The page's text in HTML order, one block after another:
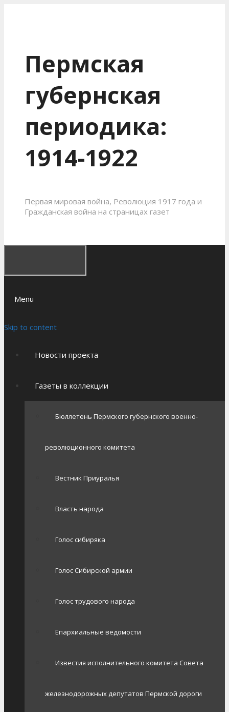
Пермская
губернская
периодика:
1914-1922
Первая мировая война, Революция 1917 года и
Гражданская война на страницах газет
Menu
Skip to content
Новости проекта
Газеты в коллекции
Бюллетень Пермского губернского военно-
революционного комитета
Вестник Приуралья
Власть народа
Голос сибиряка
Голос Сибирской армии
Голос трудового народа
Епархиальные ведомости
Известия исполнительного комитета Совета
железнодорожных депутатов Пермской дороги